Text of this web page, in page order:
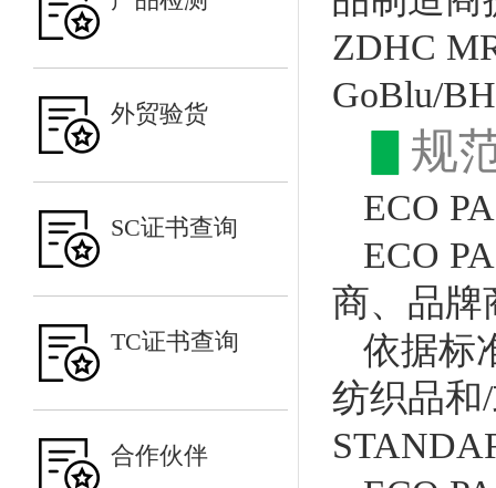
外贸验货
SC证书查询
TC证书查询
合作伙伴
ZDHC
GoBlu/
规
ECO
ECO
商、品牌
依据标
纺织品和